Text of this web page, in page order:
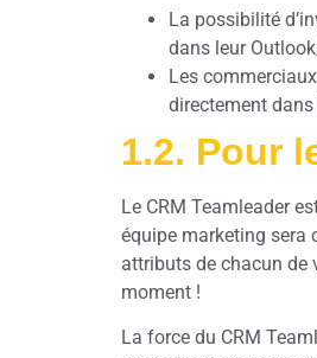
La possibilité
dans leur
Les
directement
1.2. Pour
Le CRM Teamleader
équipe marketing sera
attributs de chacun de
moment !
La force du CRM